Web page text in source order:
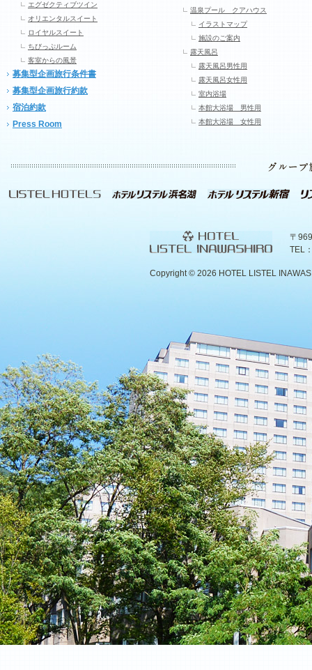
エグゼクティブツイン
オリエンタルスイート
ロイヤルスイート
ちびっぷルーム
客室からの風景
募集型企画旅行条件書
募集型企画旅行約款
宿泊約款
Press Room
温泉プール クアハウス
イラストマップ
施設のご案内
露天風呂
露天風呂男性用
露天風呂女性用
室内浴場
本館大浴場 男性用
本館大浴場 女性用
〒
TEL
Copyright © 2026 HOTEL LISTEL